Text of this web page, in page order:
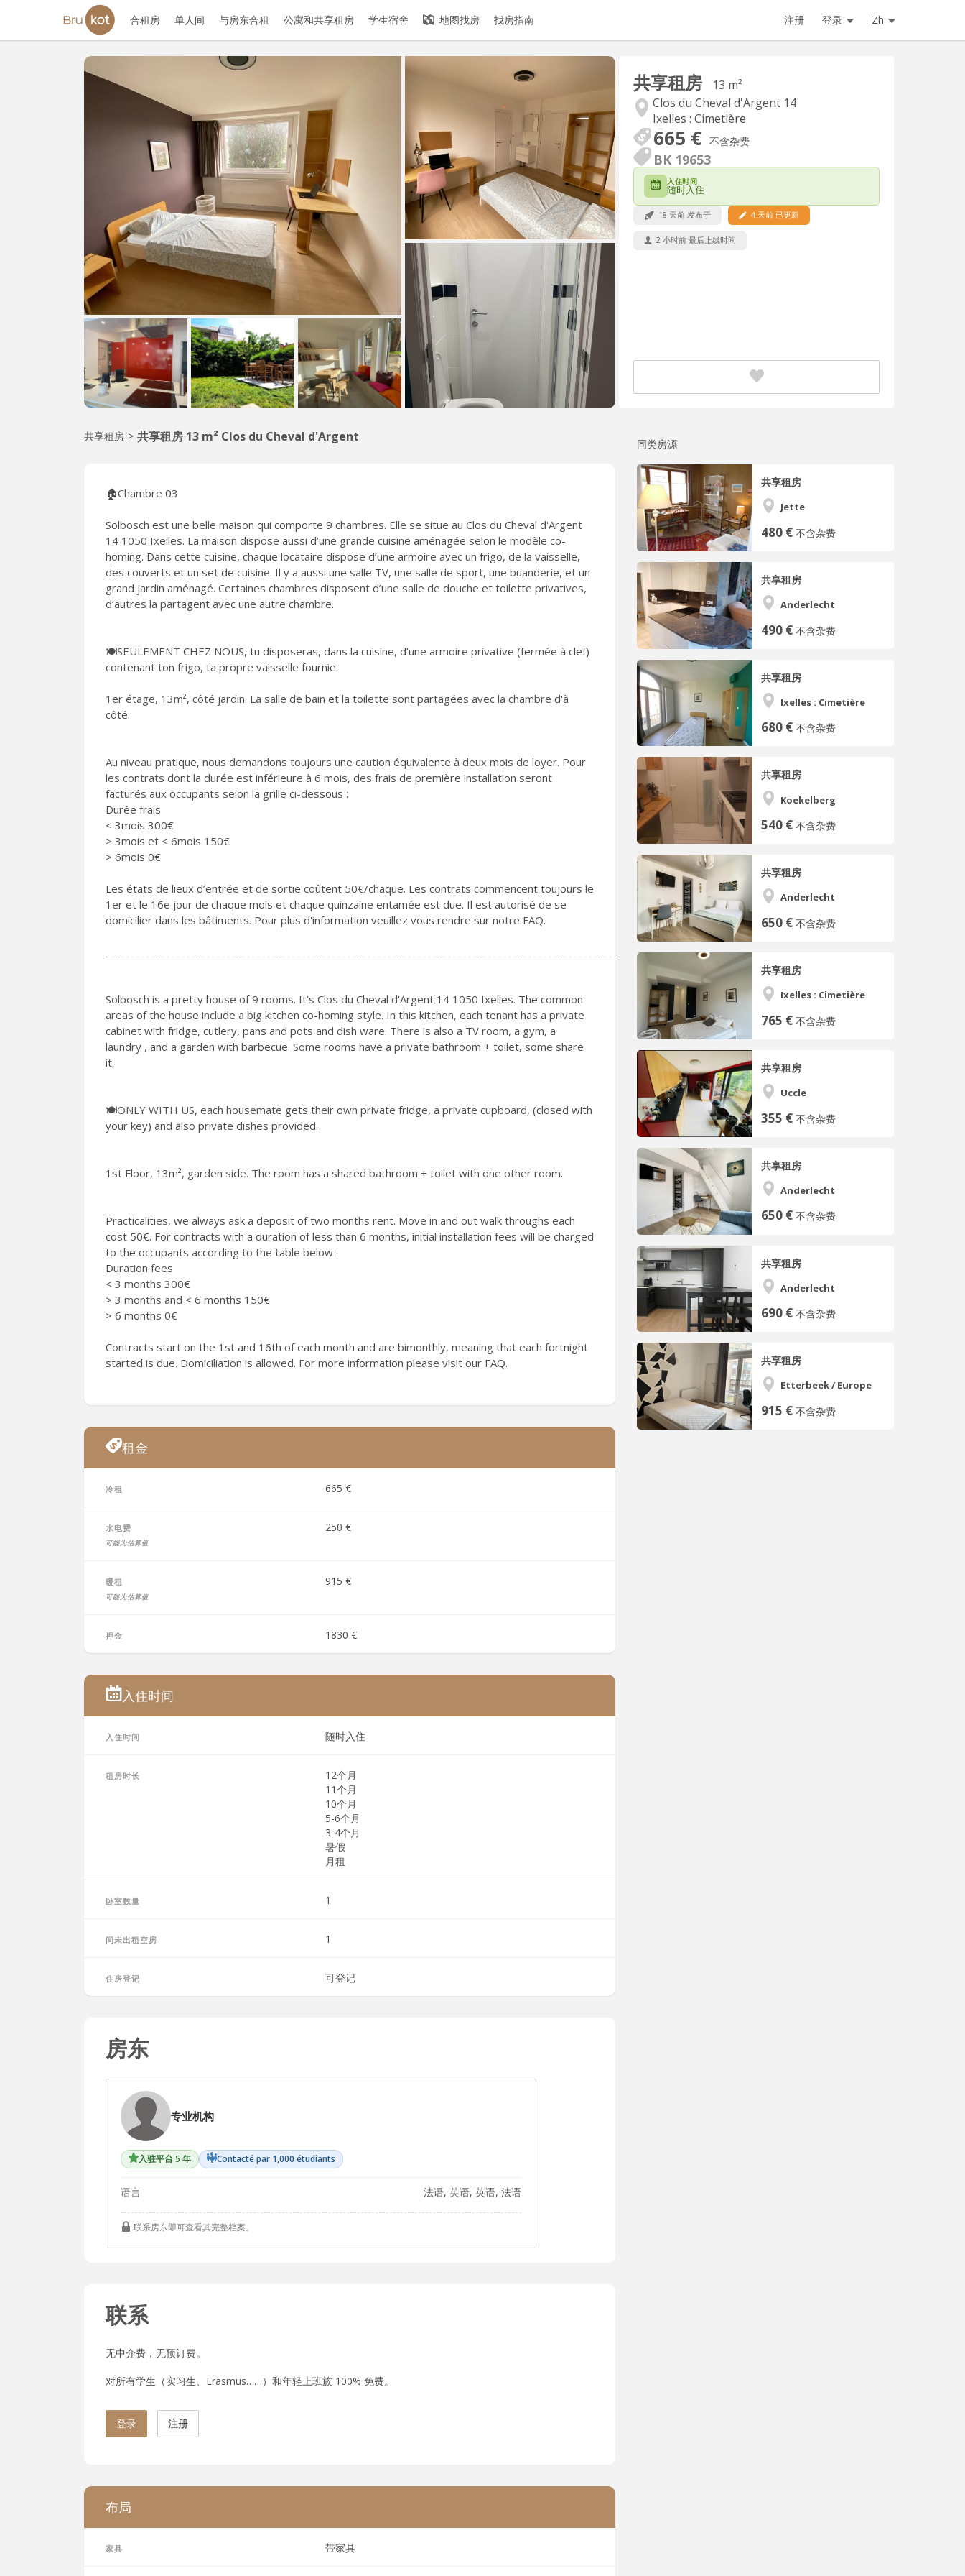
合租房 单人间 与房东合租 公寓和共享租房 学生宿舍 地图找房 找房指南 注册 登录 Zh
共享租房
13 m²
Clos du Cheval d'Argent 14
Ixelles : Cimetière
665 € 不含杂费
BK 19653
入住时间
随时入住
18 天前 发布于 4 天前 已更新
2 小时前 最后上线时间
同类房源
共享租房
Jette
480 € 不含杂费
共享租房
Anderlecht
490 € 不含杂费
共享租房
Ixelles : Cimetière
680 € 不含杂费
共享租房
Koekelberg
540 € 不含杂费
共享租房
Anderlecht
650 € 不含杂费
共享租房
Ixelles : Cimetière
765 € 不含杂费
共享租房
Uccle
355 € 不含杂费
共享租房
Anderlecht
650 € 不含杂费
共享租房
Anderlecht
690 € 不含杂费
共享租房
Etterbeek / Europe
915 € 不含杂费
共享租房 > 共享租房 13 m² Clos du Cheval d'Argent
🏠Chambre 03
Solbosch est une belle maison qui comporte 9 chambres. Elle se situe au Clos du Cheval d'Argent
14 1050 Ixelles. La maison dispose aussi d’une grande cuisine aménagée selon le modèle co-
homing. Dans cette cuisine, chaque locataire dispose d’une armoire avec un frigo, de la vaisselle,
des couverts et un set de cuisine. Il y a aussi une salle TV, une salle de sport, une buanderie, et un
grand jardin aménagé. Certaines chambres disposent d’une salle de douche et toilette privatives,
d’autres la partagent avec une autre chambre.
🍽️SEULEMENT CHEZ NOUS, tu disposeras, dans la cuisine, d’une armoire privative (fermée à clef)
contenant ton frigo, ta propre vaisselle fournie.
1er étage, 13m², côté jardin. La salle de bain et la toilette sont partagées avec la chambre d'à
côté.
Au niveau pratique, nous demandons toujours une caution équivalente à deux mois de loyer. Pour
les contrats dont la durée est inférieure à 6 mois, des frais de première installation seront
facturés aux occupants selon la grille ci-dessous :
Durée frais
< 3mois 300€
> 3mois et < 6mois 150€
> 6mois 0€
Les états de lieux d’entrée et de sortie coûtent 50€/chaque. Les contrats commencent toujours le
1er et le 16e jour de chaque mois et chaque quinzaine entamée est due. Il est autorisé de se
domicilier dans les bâtiments. Pour plus d'information veuillez vous rendre sur notre FAQ.
______________________________________________________________________________________________________________________________
Solbosch is a pretty house of 9 rooms. It’s Clos du Cheval d'Argent 14 1050 Ixelles. The common
areas of the house include a big kitchen co-homing style. In this kitchen, each tenant has a private
cabinet with fridge, cutlery, pans and pots and dish ware. There is also a TV room, a gym, a
laundry , and a garden with barbecue. Some rooms have a private bathroom + toilet, some share
it.
🍽️ONLY WITH US, each housemate gets their own private fridge, a private cupboard, (closed with
your key) and also private dishes provided.
1st Floor, 13m², garden side. The room has a shared bathroom + toilet with one other room.
Practicalities, we always ask a deposit of two months rent. Move in and out walk throughs each
cost 50€. For contracts with a duration of less than 6 months, initial installation fees will be charged
to the occupants according to the table below :
Duration fees
< 3 months 300€
> 3 months and < 6 months 150€
> 6 months 0€
Contracts start on the 1st and 16th of each month and are bimonthly, meaning that each fortnight
started is due. Domiciliation is allowed. For more information please visit our FAQ.
租金
冷租 665 €
水电费
可能为估算值
250 €
暖租
可能为估算值
915 €
押金 1830 €
入住时间
入住时间 随时入住
租房时长
12个月
11个月
10个月
5-6个月
3-4个月
暑假
月租
卧室数量 1
间未出租空房 1
住房登记 可登记
房东
专业机构
入驻平台 5 年 Contacté par 1,000 étudiants
语言 法语, 英语, 英语, 法语
联系房东即可查看其完整档案。
联系
无中介费，无预订费。
对所有学生（实习生、Erasmus……）和年轻上班族 100% 免费。
登录 注册
布局
家具 带家具